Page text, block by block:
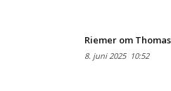
Riemer om
8. juni 202510:52